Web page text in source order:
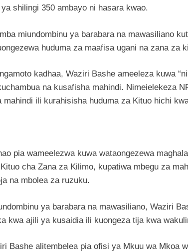
shilingi 350 ambayo ni hasara kwao.
miundombinu ya barabara na mawasiliano
huduma za maafisa ugani na zana za
kadhaa, Waziri Bashe ameeleza kuwa
na kusafisha mahindi. Nimeielekeza
mahindi ili kurahisisha huduma za Kituo hichi
pia wameelezwa kuwa wataongezewa
cha Zana za Kilimo, kupatiwa mbegu za
na mbolea za ruzuku.
ya barabara na mawasiliano, Waziri
kwa ajili ya kusaidia ili kuongeza tija kwa
Bashe alitembelea pia ofisi ya Mkuu wa Mkoa